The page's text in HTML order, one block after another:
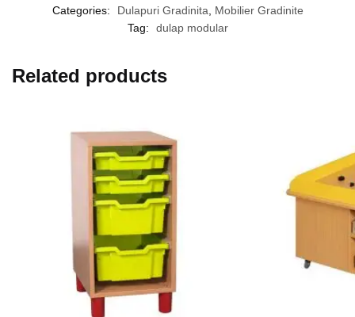
Categories:
Dulapuri Gradinita
Mobilier Gradinite
Tag:
dulap modular
Related products